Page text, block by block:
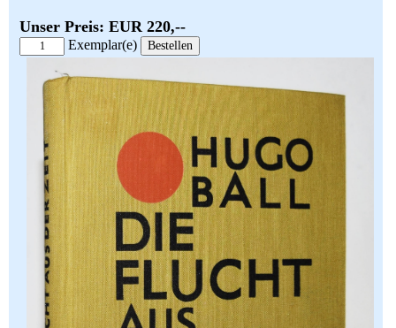
Unser Preis: EUR 220,--
Exemplar(e)